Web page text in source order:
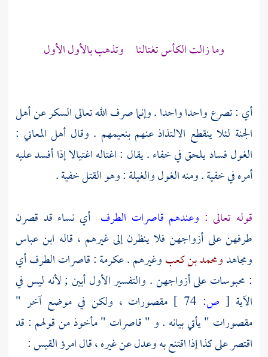
وما زالت الكأس تغتالنا وتذهب بالأول الأول
أي : تصرع واحدا واحدا . وإنما صرف الله تعالى السكر عن أهل
الجنة لئلا ينقطع الالتذاذ عنهم بنعيمهم . وقال أهل المعاني :
الغول فساد يلحق في خفاء . يقال : اغتاله اغتيالا إذا أفسد عليه
أمره في خفية . ومنه الغول والغيلة : وهو القتل خفية .
قوله تعالى : وعندهم قاصرات الطرف أي نساء قد قصرن
طرفهن على أزواجهن فلا ينظرن إلى غيرهم ، قاله ابن عباس
ومجاهدومحمد بن كعبوغيرهم .عكرمة: قاصرات الطرف أي
: محبوسات على أزواجهن . والتفسير الأول أبين ; لأنه ليس في
الآية [ ص:
مقصورات ، ولكن في موضع آخر "
مقصورات " يأتي بيانه . و " قاصرات " مأخوذ من قولهم : قد
اقتصر على كذا إذا اقتنع به وعدل عن غيره ، قالامرؤ القيس: